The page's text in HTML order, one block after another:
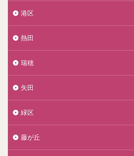
港区
熱田
瑞穂
矢田
緑区
藤が丘